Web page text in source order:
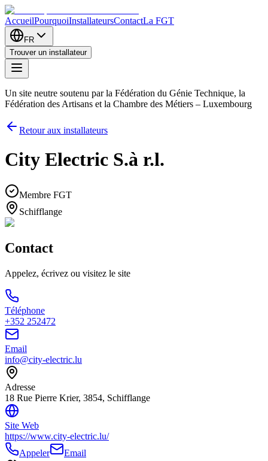
AccueilPourquoiInstallateursContactLa FGT
FR
Trouver un installateur
Un site neutre soutenu par la Fédération du Génie Technique, la
Fédération des Artisans et la Chambre des Métiers – Luxembourg
Retour aux installateurs
City Electric S.à r.l.
Membre FGT
Schifflange
Contact
Appelez, écrivez ou visitez le site
Téléphone
+352 252472
Email
info@city-electric.lu
Adresse
18 Rue Pierre Krier, 3854, Schifflange
Site Web
https://www.city-electric.lu/
Appeler
Email